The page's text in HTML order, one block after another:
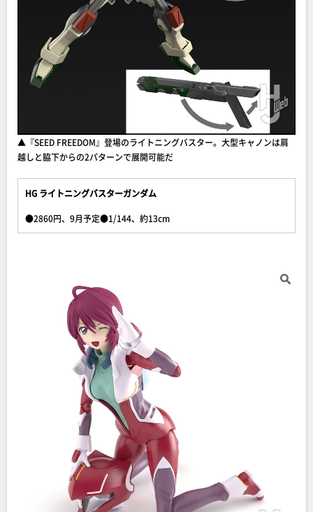
▲『SEED FREEDOM』登場のライトニングバスター。大型キャノンは肩
越しと脇下からの2パターンで展開可能だ
HG ライトニングバスターガンダム
●2860円、9月予定●1/144、約13cm